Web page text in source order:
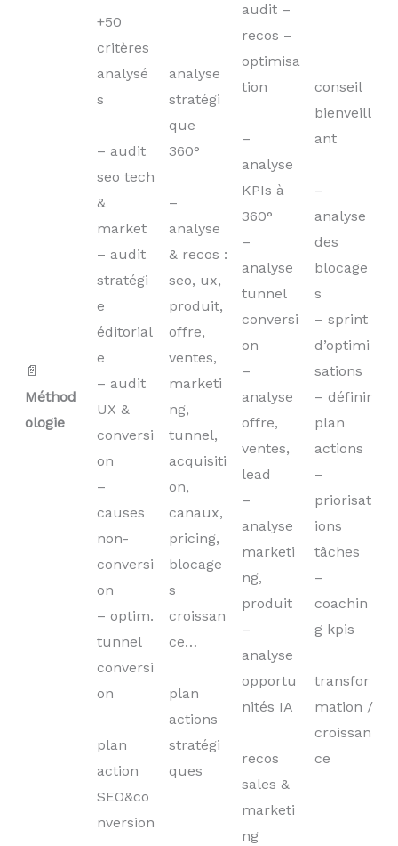
📄
Méthod
ologie
+50
critères
analysé
s
– audit
seo tech
&
market
– audit
stratégi
e
éditorial
e
– audit
UX &
conversi
on
–
causes
non-
conversi
on
– optim.
tunnel
conversi
on
plan
action
SEO&co
nversion
analyse
stratégi
que
360°
–
analyse
& recos :
seo, ux,
produit,
offre,
ventes,
marketi
ng,
tunnel,
acquisiti
on,
canaux,
pricing,
blocage
s
croissan
ce…
plan
actions
stratégi
ques
audit –
recos –
optimisa
tion
–
analyse
KPIs à
360°
–
analyse
tunnel
conversi
on
–
analyse
offre,
ventes,
lead
–
analyse
marketi
ng,
produit
–
analyse
opportu
nités IA
recos
sales &
marketi
ng
conseil
bienveill
ant
–
analyse
des
blocage
s
– sprint
d’optimi
sations
– définir
plan
actions
–
priorisat
ions
tâches
–
coachin
g kpis
transfor
mation /
croissan
ce